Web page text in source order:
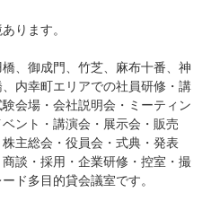
ります。
、御成門、竹芝、麻布十番、神
内幸町エリアでの社員研修・講
会場・会社説明会・ミーティン
ント・講演会・展示会・販売
主総会・役員会・式典・発表
談・採用・企業研修・控室・撮
ド多目的貸会議室です。